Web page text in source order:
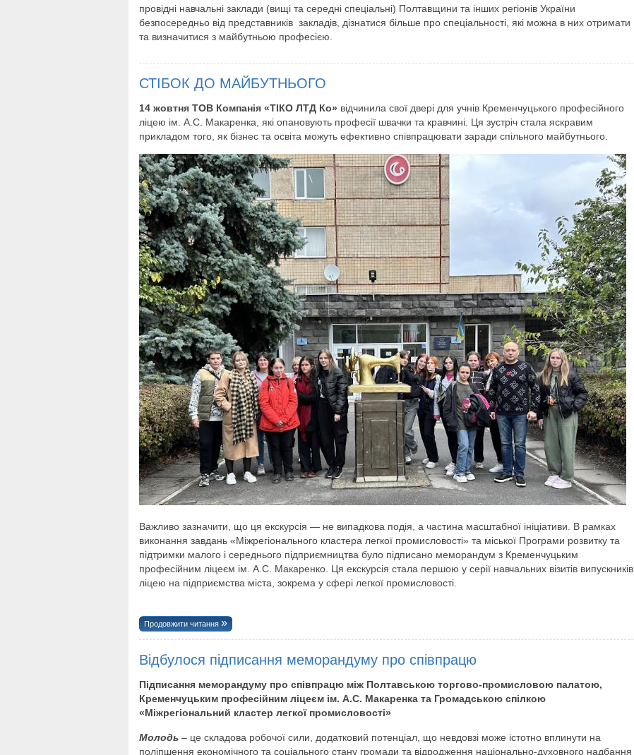
провідні навчальні заклади (вищі та середні спеціальні) Полтавщини та інших регіонів України
безпосередньо від представників закладів, дізнатися більше про спеціальності, які можна в них отримати
та визначитися з майбутньою професією.
СТІБОК ДО МАЙБУТНЬОГО
14 жовтня ТОВ Компанія «ТІКО ЛТД Ко» відчинила свої двері для учнів Кременчуцького професійного
ліцею ім. А.С. Макаренка, які опановують професії швачки та кравчині. Ця зустріч стала яскравим
прикладом того, як бізнес та освіта можуть ефективно співпрацювати заради спільного майбутнього.
Важливо зазначити, що ця екскурсія — не випадкова подія, а частина масштабної ініціативи. В рамках
виконання завдань «Міжрегіонального кластера легкої промисловості» та міської Програми розвитку та
підтримки малого і середнього підприємництва було підписано меморандум з Кременчуцьким
професійним ліцеєм ім. А.С. Макаренко. Ця екскурсія стала першою у серії навчальних візитів випускників
ліцею на підприємства міста, зокрема у сфері легкої промисловості.
Продовжити читання
Відбулося підписання меморандуму про співпрацю
Підписання меморандуму про співпрацю між Полтавською торгово-промисловою палатою,
Кременчуцьким професійним ліцеєм ім. А.С. Макаренка та Громадською спілкою
«Міжрегіональний кластер легкої промисловості»
Молодь – це складова робочої сили, додатковий потенціал, що невдовзі може істотно вплинути на
поліпшення економічного та соціального стану громади та відродження національно-духовного надбання